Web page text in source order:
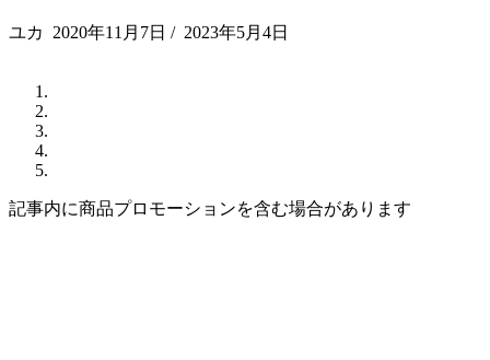
ユカ 2020年11月7日 / 2023年5月4日
記事内に商品プロモーションを含む場合があります